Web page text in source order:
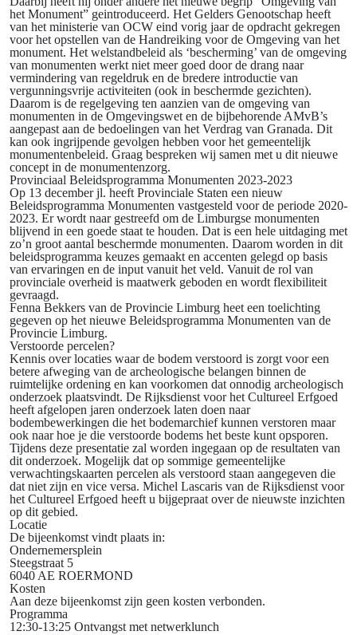
het Monument” geintroduceerd. Het Gelders Genootschap heeft
van het ministerie van OCW eind vorig jaar de opdracht gekregen
voor het opstellen van de Handreiking voor de Omgeving van het
monument. Het welstandbeleid als ‘bescherming’ van de omgeving
van monumenten werkt niet meer goed door de drang naar
vermindering van regeldruk en de bredere introductie van
vergunningsvrije activiteiten (ook in beschermde gezichten).
Daarom is de regelgeving ten aanzien van de omgeving van
monumenten in de Omgevingswet en de bijbehorende AMvB’s
aangepast aan de bedoelingen van het Verdrag van Granada. Dit
kan ook ingrijpende gevolgen hebben voor het gemeentelijk
monumentenbeleid. Graag bespreken wij samen met u dit nieuwe
concept in de monumentenzorg.
Provinciaal Beleidsprogramma Monumenten 2023-2023
Op 13 december jl. heeft Provinciale Staten een nieuw
Beleidsprogramma Monumenten vastgesteld voor de periode 2020-
2023. Er wordt naar gestreefd om de Limburgse monumenten
blijvend in een goede staat te houden. Dat is een hele uitdaging met
zo’n groot aantal beschermde monumenten. Daarom worden in dit
beleidsprogramma keuzes gemaakt en accenten gelegd op basis
van ervaringen en de input vanuit het veld. Vanuit de rol van
provinciale overheid is maatwerk geboden en wordt flexibiliteit
gevraagd.
Fenna Bekkers van de Provincie Limburg heet een toelichting
gegeven op het nieuwe Beleidsprogramma Monumenten van de
Provincie Limburg.
Verstoorde percelen?
Kennis over locaties waar de bodem verstoord is zorgt voor een
betere afweging van de archeologische belangen binnen de
ruimtelijke ordening en kan voorkomen dat onnodig archeologisch
onderzoek plaatsvindt. De Rijksdienst voor het Cultureel Erfgoed
heeft afgelopen jaren onderzoek laten doen naar
bodembewerkingen die het bodemarchief kunnen verstoren maar
ook naar hoe je die verstoorde bodems het beste kunt opsporen.
Tijdens deze presentatie zal worden ingegaan op de resultaten van
dit onderzoek. Mogelijk dat op sommige gemeentelijke
verwachtingskaarten percelen als verstoord staan aangegeven die
dat niet zijn en vice versa. Michel Lascaris van de Rijksdienst voor
het Cultureel Erfgoed heeft u bijgepraat over de nieuwste inzichten
op dit gebied.
Locatie
De bijeenkomst vindt plaats in:
Ondernemersplein
Steegstraat 5
6040 AE ROERMOND
Kosten
Aan deze bijeenkomst zijn geen kosten verbonden.
Programma
12:30-13:25 Ontvangst met netwerklunch